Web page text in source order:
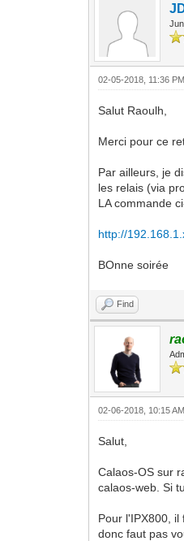
02-05-2018, 11:36 PM
Salut Raoulh,
Merci pour ce
Par ailleurs, je
les relais (via
LA commande
http://
BOnne soirée
Find
02-06-2018, 10:15 AM
Salut,
Calaos-OS sur
calaos-web. Si
Pour l'IPX800,
donc faut pas